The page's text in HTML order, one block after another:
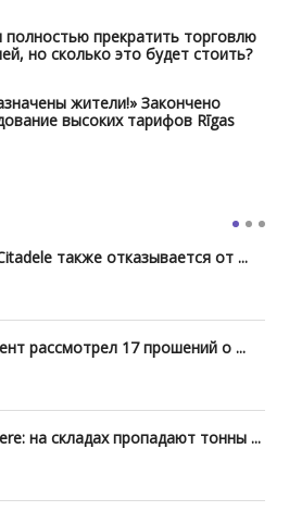
полностью прекратить торговлю
но сколько это будет стоить?
жители!» Закончено
высоких тарифов Rīgas
также отказывается от ...
рассмотрел 17 прошений о ...
на складах пропадают тонны ...